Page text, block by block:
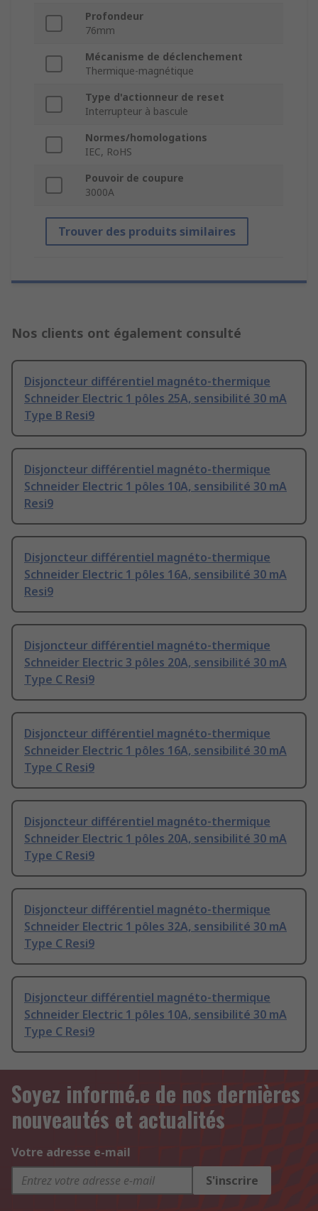
Profondeur
76mm
Mécanisme de déclenchement
Thermique-magnétique
Type d'actionneur de reset
Interrupteur à bascule
Normes/homologations
IEC, RoHS
Pouvoir de coupure
3000A
Trouver des produits similaires
Nos clients ont également consulté
Disjoncteur différentiel magnéto-thermique
Schneider Electric 1 pôles 25A, sensibilité 30 mA
Type B Resi9
Disjoncteur différentiel magnéto-thermique
Schneider Electric 1 pôles 10A, sensibilité 30 mA
Resi9
Disjoncteur différentiel magnéto-thermique
Schneider Electric 1 pôles 16A, sensibilité 30 mA
Resi9
Disjoncteur différentiel magnéto-thermique
Schneider Electric 3 pôles 20A, sensibilité 30 mA
Type C Resi9
Disjoncteur différentiel magnéto-thermique
Schneider Electric 1 pôles 16A, sensibilité 30 mA
Type C Resi9
Disjoncteur différentiel magnéto-thermique
Schneider Electric 1 pôles 20A, sensibilité 30 mA
Type C Resi9
Disjoncteur différentiel magnéto-thermique
Schneider Electric 1 pôles 32A, sensibilité 30 mA
Type C Resi9
Disjoncteur différentiel magnéto-thermique
Schneider Electric 1 pôles 10A, sensibilité 30 mA
Type C Resi9
Soyez informé.e de nos dernières
nouveautés et actualités
Votre adresse e-mail
S'inscrire